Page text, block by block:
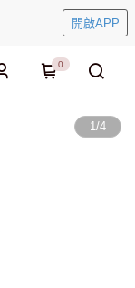
開啟APP
0
1/4